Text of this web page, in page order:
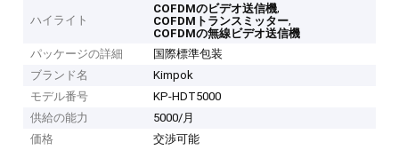
ハイライト
COFDMのビデオ送信機,
COFDMトランスミッター,
COFDMの無線ビデオ送信機
パッケージの詳細
国際標準包装
ブランド名
Kimpok
モデル番号
KP-HDT5000
供給の能力
5000/月
価格
交渉可能